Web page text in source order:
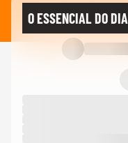
O ESSENCIAL DO DIA